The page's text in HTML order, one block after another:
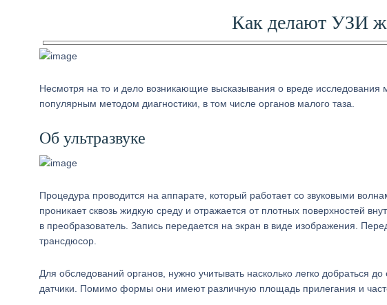
Как делают УЗИ
Несмотря на то и дело возникающие высказывания о вреде
популярным методом диагностики, в том числе органов малого таза.
Об ультразвуке
Процедура проводится на аппарате, который работает со звуковыми
проникает сквозь жидкую среду и отражается от плотных поверхностей
в преобразователь. Запись передается на экран в виде изображения.
трансдюсор.
Для обследований органов, нужно учитывать насколько легко добраться
датчики. Помимо формы они имеют различную площадь прилегания и